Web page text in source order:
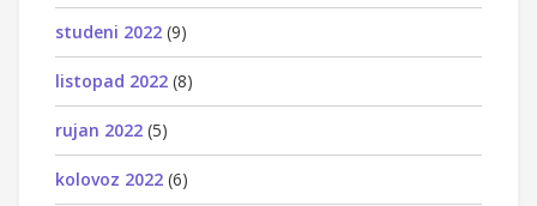
studeni 2022 (9)
listopad 2022 (8)
rujan 2022 (5)
kolovoz 2022 (6)